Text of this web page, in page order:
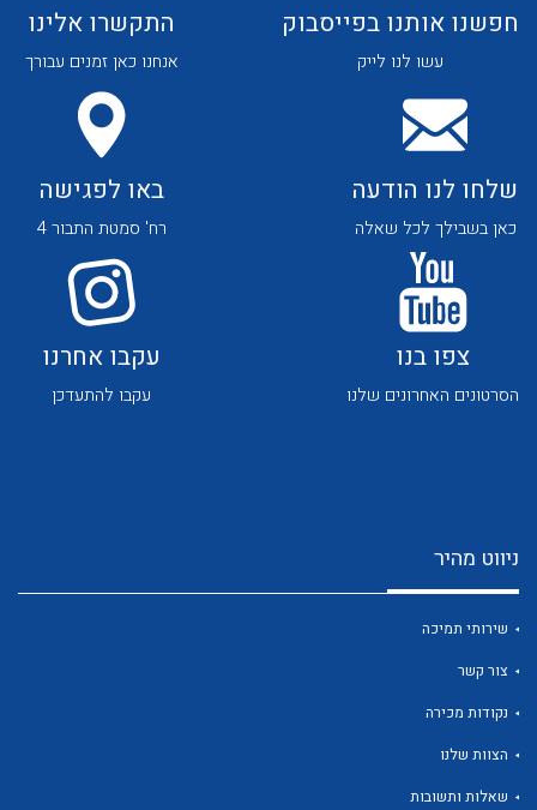
לכל מוצרי היצרן לכל מוצרי היצרן
לכל מוצרי היצרן לכל מוצרי היצרן
לכל מוצרי היצרן
חפשנו אותנו בפייסבוק
עשו לנו לייק
התקשרו אלינו
אנחנו כאן זמנים עבורך
שלחו לנו הודעה
כאן בשבילך לכל שאלה
באו לפגישה
רח' סמטת התבור 4
צפו בנו
הסרטונים האחרונים שלנו
עקבו אחרנו
עקבו להתעדכן
ניווט מהיר
שירותי תמיכה
צור קשר
נקודות מכירה
הצוות שלנו
שאלות ותשובות